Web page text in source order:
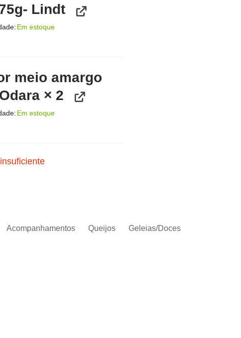
Lindt
Em estoque
meio amargo
× 2
Em estoque
Acompanhamentos Queijos Geleias/Doces